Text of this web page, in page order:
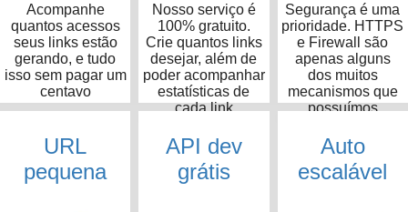
Acompanhe
quantos acessos
seus links estão
gerando, e tudo
isso sem pagar um
centavo
Nosso serviço é
100% gratuito.
Crie quantos links
desejar, além de
poder acompanhar
estatísticas de
cada link
Segurança é uma
prioridade. HTTPS
e Firewall são
apenas alguns
dos muitos
mecanismos que
possuímos
URL
pequena
API dev
grátis
Auto
escalável